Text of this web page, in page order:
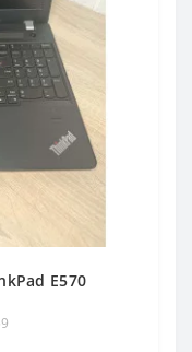
E570